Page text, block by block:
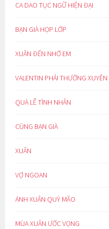
CA DAO TỤC NGỮ HIỆN ĐẠI
BẠN GIÀ HỌP LỚP
XUÂN ĐẾN NHỚ EM
VALENTIN PHẢI THƯỜNG XUYÊN
QUÀ LỄ TÌNH NHÂN
CÙNG BẠN GIÀ
XUÂN
VỢ NGOAN
ÁNH XUÂN QUÝ MÃO
MÙA XUÂN ƯỚC VỌNG